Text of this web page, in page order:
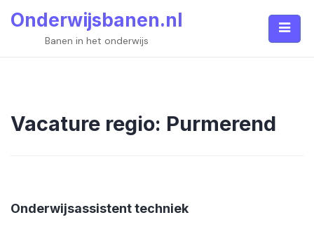
Onderwijsbanen.nl
Banen in het onderwijs
Vacature regio: Purmerend
Onderwijsassistent techniek